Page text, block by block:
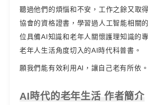
聽過他們的煩惱和不安，工作之餘又取
協會的資格證書，學習過人工智能相關
位具備AI知識和老年人關懷護理知識的
老年人生活角度切入的AI時代科普書。
願我們能有效利用AI，讓自己老有所依。
AI時代的老年生活 作者簡介